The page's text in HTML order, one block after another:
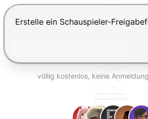
KOSTENLOS TESTEN
Drücke Enter zum Absenden,
völlig kostenlos, keine